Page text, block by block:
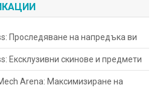
Проследяване на напредъка ви
Ексклузивни скинове и предмети
Arena: Максимизиране на